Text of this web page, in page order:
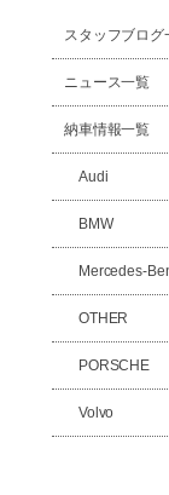
スタッフブログ
ニュース一覧
納車情報一覧
Audi
BMW
Mercedes-
OTHER
PORSCHE
Volvo